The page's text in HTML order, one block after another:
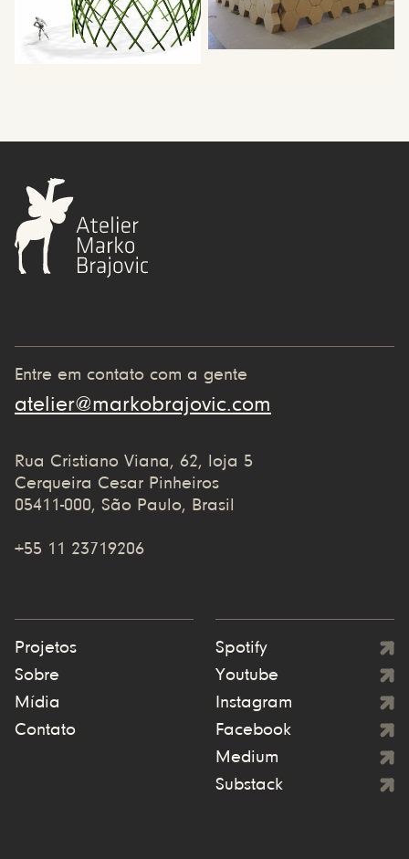
Entre em contato com a gente
atelier@markobrajovic.com
Rua Cristiano Viana, 62, loja 5
Cerqueira Cesar Pinheiros
05411-000, São Paulo, Brasil
+55 11 23719206
Projetos
Sobre
Mídia
Contato
Spotify
Youtube
Instagram
Facebook
Medium
Substack